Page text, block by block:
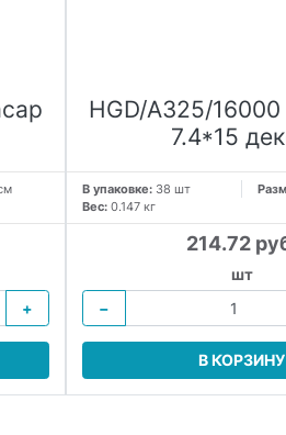
+
HGD/A325/
7.4*15
В упаковке: 38 шт
Вес: 0.147 кг
214.72
шт
−
В КОРЗИНУ